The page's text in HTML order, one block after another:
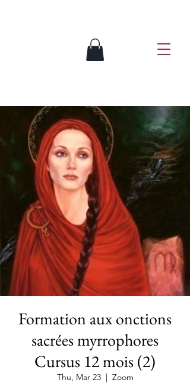
Formation aux onctions
sacrées myrrophores
Cursus 12 mois (2)
Thu, Mar 23
  |
Zoom